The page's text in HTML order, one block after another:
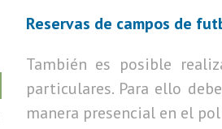
Reservas de campos de
También es posible
particulares. Para ello
manera presencial en el